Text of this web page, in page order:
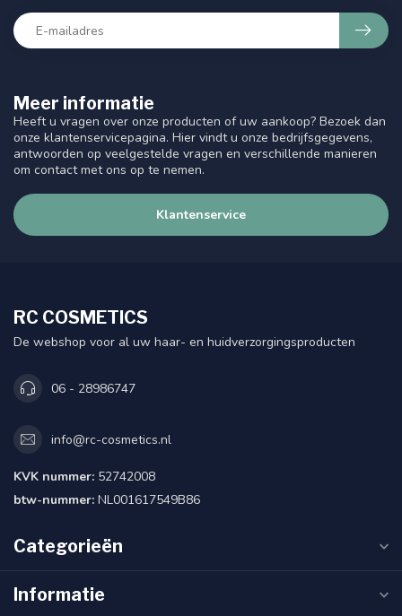
Meer informatie
Heeft u vragen over onze producten of uw aankoop? Bezoek dan
onze klantenservicepagina. Hier vindt u onze bedrijfsgegevens,
antwoorden op veelgestelde vragen en verschillende manieren
om contact met ons op te nemen.
Klantenservice
RC COSMETICS
De webshop voor al uw haar- en huidverzorgingsproducten
06 - 28986747
info@rc-cosmetics.nl
KVK nummer: 52742008
btw-nummer: NL001617549B86
Categorieën
Informatie